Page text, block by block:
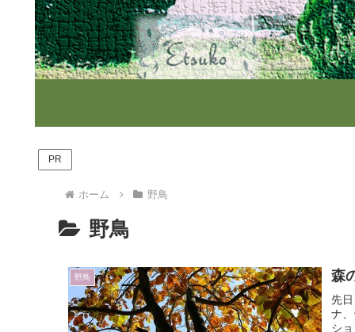
PR
ホーム 野鳥
野鳥
野鳥 森
先
ナ
シ